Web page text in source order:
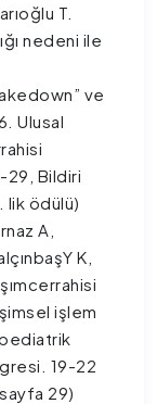
T.
nedeni ile
ve
Ulusal
29, Bildiri
lik ödülü)
A,
K,
işlem
19-22
29)